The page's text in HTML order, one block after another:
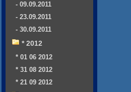
- 09.09.2011
- 23.09.2011
- 30.09.2011
* 2012
* 01 06 2012
* 31 08 2012
* 21 09 2012